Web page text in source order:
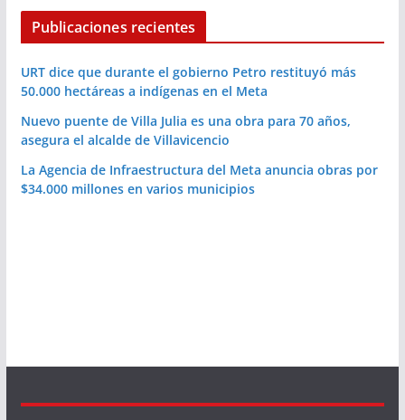
Publicaciones recientes
URT dice que durante el gobierno Petro restituyó más
50.000 hectáreas a indígenas en el Meta
Nuevo puente de Villa Julia es una obra para 70 años,
asegura el alcalde de Villavicencio
La Agencia de Infraestructura del Meta anuncia obras por
$34.000 millones en varios municipios